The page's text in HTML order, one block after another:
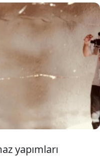
geri dönen
filmi "GORA 4 GORA"
Ünlü komedyenin "Son
paylaşım,
yapımları